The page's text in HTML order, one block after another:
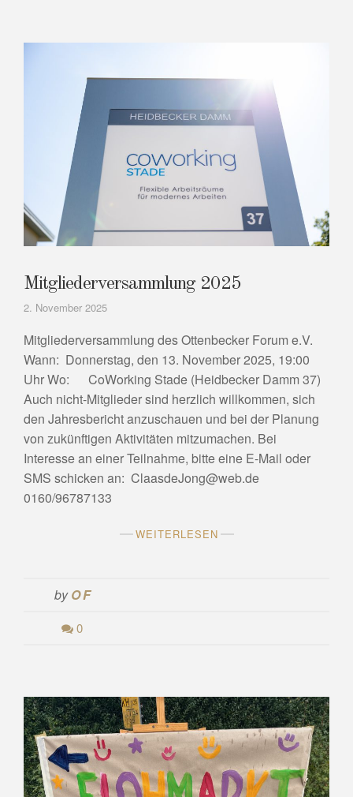
Mitgliederversammlung 2025
2. November 2025
Mitgliederversammlung des Ottenbecker Forum e.V.
Wann: Donnerstag, den 13. November 2025, 19:00
Uhr Wo: CoWorking Stade (Heidbecker Damm 37)
Auch nicht-Mitglieder sind herzlich willkommen, sich
den Jahresbericht anzuschauen und bei der Planung
von zukünftigen Aktivitäten mitzumachen. Bei
Interesse an einer Teilnahme, bitte eine E-Mail oder
SMS schicken an: ClaasdeJong@web.de
0160/96787133
WEITERLESEN
byOF
0